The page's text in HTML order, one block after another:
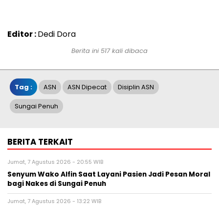
Editor :Dedi Dora
Berita ini 517 kali dibaca
Tag : ASN ASN Dipecat Disiplin ASN
Sungai Penuh
BERITA TERKAIT
Jumat, 7 Agustus 2026 - 20:55 WIB
Senyum Wako Alfin Saat Layani Pasien Jadi Pesan Moral
bagi Nakes di Sungai Penuh
Jumat, 7 Agustus 2026 - 13:22 WIB